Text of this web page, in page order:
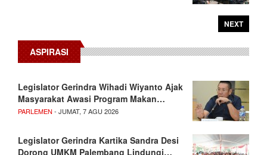
NEXT
ASPIRASI
Legislator Gerindra Wihadi Wiyanto Ajak
Masyarakat Awasi Program Makan…
PARLEMEN - JUMAT, 7 AGU 2026
Legislator Gerindra Kartika Sandra Desi
Dorong UMKM Palembang Lindungi…